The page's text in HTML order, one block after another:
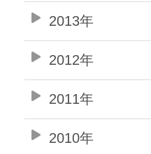
2013年
2012年
2011年
2010年